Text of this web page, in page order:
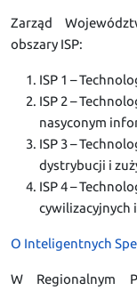
Zarząd
obszary ISP:
ISP 1 –
ISP 2 –
nasyconym
ISP 3 –
dystrybucji i
ISP 4 –
cywilizacyjnych
O Inteligentnych
W Regionalnym